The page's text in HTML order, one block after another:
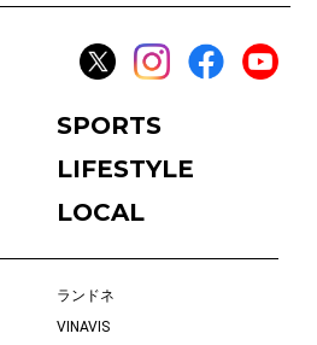
SPORTS
LIFESTYLE
LOCAL
ランドネ
VINAVIS